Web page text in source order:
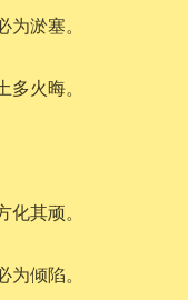
淤塞。
火晦。
其顽。
倾陷。